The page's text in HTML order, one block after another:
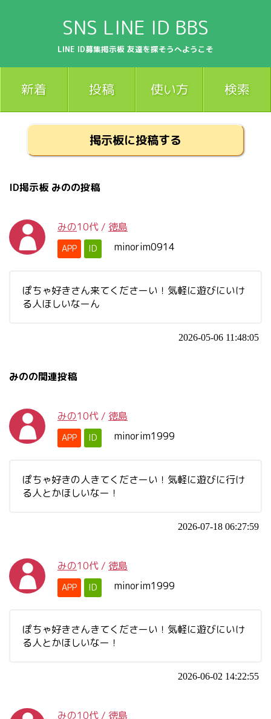
SNS LINE ID BBS
LINE ID募集掲示板 友達を探そうへようこそ
新着 投稿 使い方 検索
掲示板に投稿する
ID掲示板 みのの投稿
みの10代 / 徳島
APP ID minorim0914
ぽちゃ好きさん来てくださーい！気軽に遊びにいけ
る人ほしいなーん
2026-05-06 11:48:05
みのの関連投稿
みの10代 / 徳島
APP ID minorim1999
ぽちゃ好きの人きてくださーい！気軽に遊びに行け
る人とかほしいなー！
2026-07-18 06:27:59
みの10代 / 徳島
APP ID minorim1999
ぽちゃ好きさんきてくださーい！気軽に遊びにいけ
る人とかほしいなー！
2026-06-02 14:22:55
みの10代 / 徳島